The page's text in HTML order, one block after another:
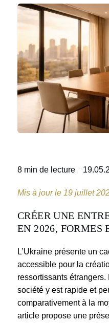
8 min de lecture ·
Mis à jour le 19 juillet
CRÉER UNE
EN 2026, FORMES
L’Ukraine présente un
accessible pour la
ressortissants étrangers.
société y est rapide et
comparativement à la
article propose une